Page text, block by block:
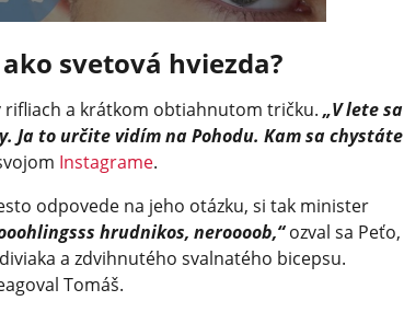
svetová hviezda?
rifliach a krátkom obtiahnutom tričku.„V lete sa
Ja to určite vidím na Pohodu. Kam sa chystáte
Instagrame.
odpovede na jeho otázku, si tak minister
hrudnikos, neroooob,“ozval sa Peťo,
a zdvihnutého svalnatého bicepsu.
Tomáš.